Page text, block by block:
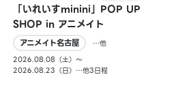
「いれいすminini」POP UP
SHOP in アニメイト
アニメイト名古屋
…他
2026.08.08（土）〜
2026.08.23（日）…他3日程